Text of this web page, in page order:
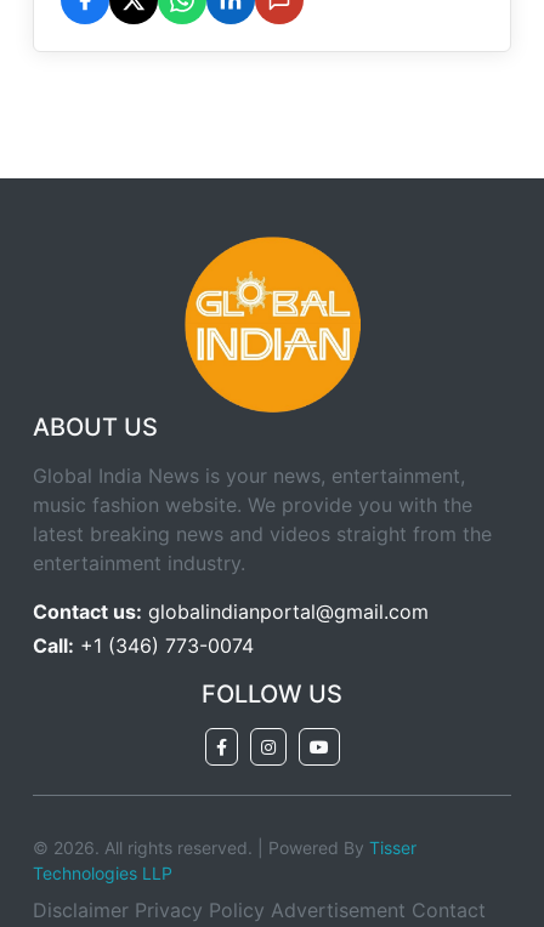
ABOUT US
Global India News is your news, entertainment,
music fashion website. We provide you with the
latest breaking news and videos straight from the
entertainment industry.
Contact us: globalindianportal@gmail.com
Call: +1 (346) 773-0074
FOLLOW US
© 2026. All rights reserved. | Powered By Tisser
Technologies LLP
Disclaimer Privacy Policy Advertisement Contact